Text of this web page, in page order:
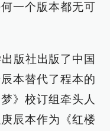
一个版本都无可
版社出版了中国
本替代了程本的
》校订组牵头人
辰本作为《红楼